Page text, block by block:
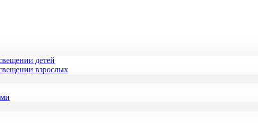
детей
взрослых